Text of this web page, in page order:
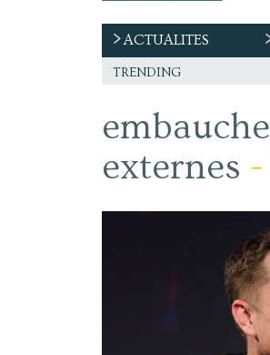
ACTUALITES
trending
externes -